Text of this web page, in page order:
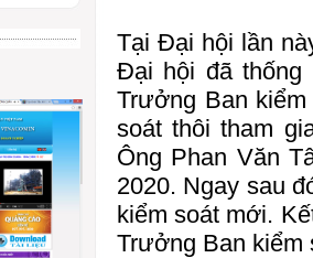
Tại Đại hội lần
Đại hội đã thống
Trưởng Ban
soát thôi tham
Ông Phan Văn
2020. Ngay sau
kiểm soát mới.
Trưởng Ban kiểm